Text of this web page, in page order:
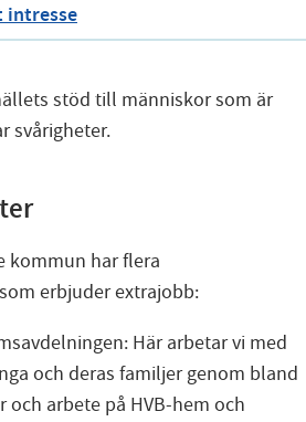
intresse
stöd till människor som är
svårigheter.
kommun har flera
erbjuder extrajobb:
Här arbetar vi med
och deras familjer genom bland
och arbete på HVB-hem och